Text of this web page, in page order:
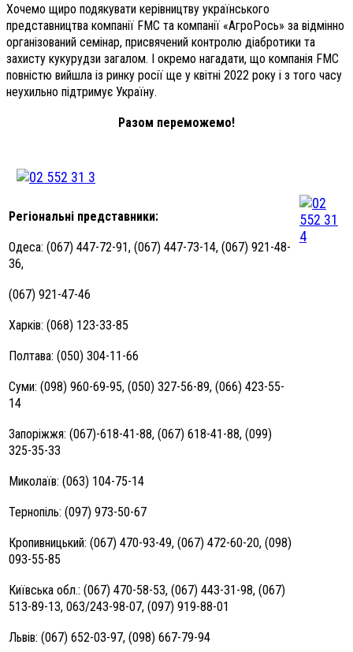
Хочемо щиро подякувати керівництву українського
представництва компанії FMC та компанії «АгроРось» за відмінно
організований семінар, присвячений контролю діабротики та
захисту кукурудзи загалом. І окремо нагадати, що компанія FMC
повністю вийшла із ринку росії ще у квітні 2022 року і з того часу
неухильно підтримує Україну.
Разом переможемо!
Регіональні представники:
Одеса: (067) 447-72-91, (067) 447-73-14, (067) 921-48-
36,
(067) 921-47-46
Харків: (068) 123-33-85
Полтава: (050) 304-11-66
Суми: (098) 960-69-95, (050) 327-56-89, (066) 423-55-
14
Запоріжжя: (067)-618-41-88, (067) 618-41-88, (099)
325-35-33
Миколаїв: (063) 104-75-14
Тернопіль: (097) 973-50-67
Кропивницький: (067) 470-93-49, (067) 472-60-20, (098)
093-55-85
Київська обл.: (067) 470-58-53, (067) 443-31-98, (067)
513-89-13, 063/243-98-07, (097) 919-88-01
Львів: (067) 652-03-97, (098) 667-79-94